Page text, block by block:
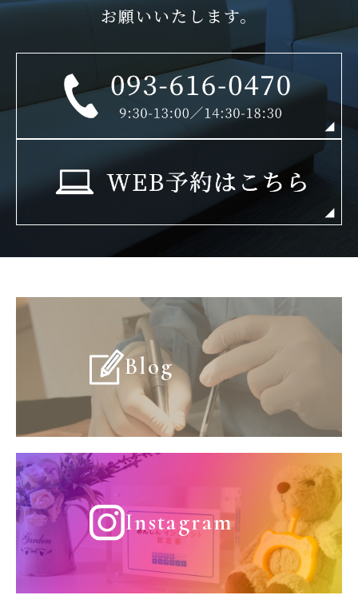
お願いいたします。
Blog
Instagram